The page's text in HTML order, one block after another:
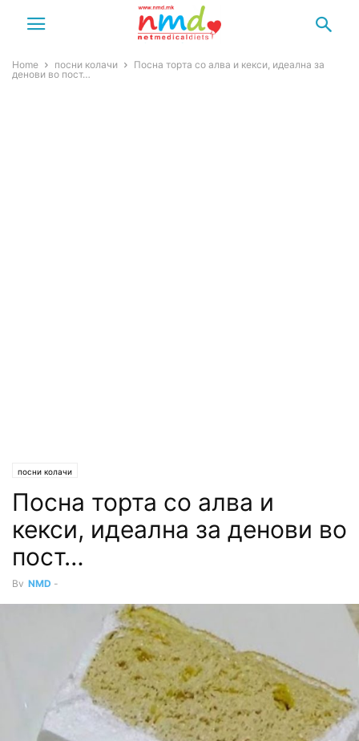
Home посни колачи
Посна торта со алва и кекси, идеална за
денови во пост…
посни колачи
Посна торта со алва и
кекси, идеална за денови во
пост…
By NMD -